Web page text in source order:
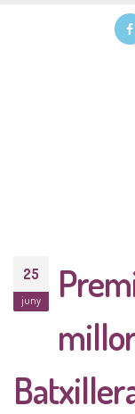
25
juny